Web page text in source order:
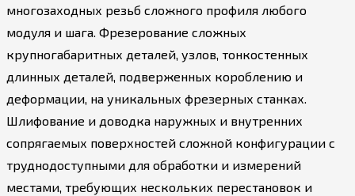
многозаходных резьб сложного профиля любого
модуля и шага. Фрезерование сложных
крупногабаритных деталей, узлов, тонкостенных
длинных деталей, подверженных короблению и
деформации, на уникальных фрезерных станках.
Шлифование и доводка наружных и внутренних
сопрягаемых поверхностей сложной конфигурации с
труднодоступными для обработки и измерений
местами, требующих нескольких перестановок и